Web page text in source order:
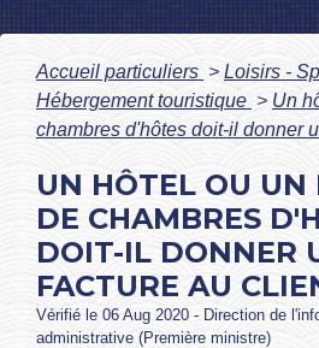
Accueil particuliers > Loisirs -
Hébergement touristique > Un
chambres d'hôtes doit-il donner
UN HÔTEL OU UN
DE CHAMBRES
DOIT-IL DONNER
FACTURE AU
Vérifié le 06 Aug 2020 - Direction de
administrative (Première ministre)